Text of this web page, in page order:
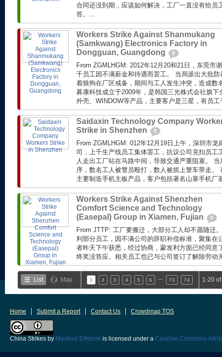
合同还没到期，应该如何解决，工厂一直没有给员
答。...
Workers Strike Against Shanmukang
(Samkwang) Electronics Factory in
Dongguan, Guangdong
0
From ZGMLHGM: 2012年12月20和21日，东莞市
千员工因不满薪金和待遇而罢工。 当局派出大批
着狼狗在厂区戒备，期间与工人发生冲突，造成数
募康科技成立于2009年，是韩国三光株式会社旗
外壳、WINDOW等产品，主要客户是三星，有员工
Saidaxin Technology Company
Strike in Shenzhen
0
From ZGMLHGM: 012年12月19日上午，深圳市龙
司，上千生产线员工集体罢工，抗议公司克扣员工
人走出工厂站在马路中间，导致交通严重阻塞。
序，数名工人被警员殴打，数人被抓上警车带走。
主要制造手机主板产品，客户包括著名山寨手机厂
Workers Strike Against Shenzhen
Comfort Science and Technology
(Easepal) Group in Xiamen, Fujian
0
From JTTP: 工厂要搬迁，大部分工人却不愿随迁
利部分员工，因不满公司的辞职补偿标准，聚集在
者昨天下午获悉，经过协商，蒙发利方面已经同意
终奖没答应。相关员工也已与公司签订了解除劳动
List Map 1 2 3 4 5 6 73 74 1-20
Home Submit a Report Contact Us Crowdmap TOS
China Strikes by Manfred Elfstrom is licensed under a Creative Commons